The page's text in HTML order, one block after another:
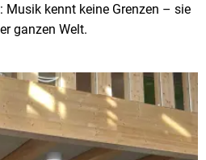
Musik kennt keine Grenzen – sie
ganzen Welt.